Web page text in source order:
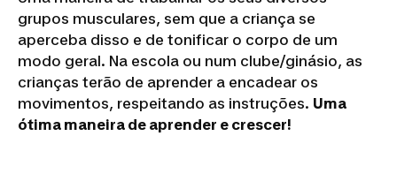
grupos musculares, sem que a criança se
aperceba disso e de tonificar o corpo de um
modo geral. Na escola ou num clube/ginásio, as
crianças terão de aprender a encadear os
movimentos, respeitando as instruções. Uma
ótima maneira de aprender e crescer!